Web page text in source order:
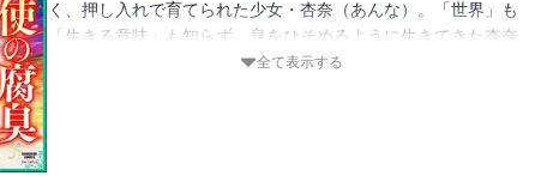
く、押し入れで育てられた少女・杏奈（あんな）。「世界」も
「生きる意味」も知らず、息をひそめるように生きてきた杏奈。
彼女がもう子供ではなくなったとき、大人たちの毒牙が迫っ
全て表示する